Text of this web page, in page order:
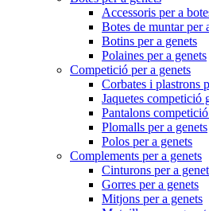
Accessoris per a
Botes de muntar per
Botins per a genets
Polaines per a genets
Competició per a genets
Corbates i plastrons
Jaquetes competició
Pantalons
Plomalls per a genets
Polos per a genets
Complements per a genets
Cinturons per a
Gorres per a genets
Mitjons per a genets